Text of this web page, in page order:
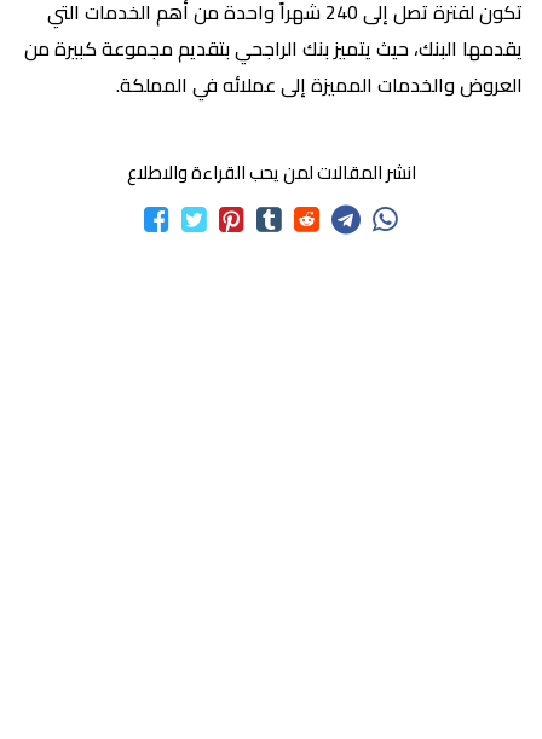
تكون لفترة تصل إلى 240 شهراً واحدة من أهم الخدمات التي
يقدمها البنك، حيث يتميز بنك الراجحي بتقديم مجموعة كبيرة من
العروض والخدمات المميزة إلى عملائه في المملكة.
انشر المقالات لمن يحب القراءة والاطلاع